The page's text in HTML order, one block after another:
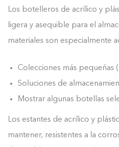
Los botelleros de acrílico y
ligera y asequible para el
materiales son especialmente
Colecciones más pequeñas
Soluciones de
Mostrar algunas botellas
Los estantes de acrílico y
mantener, resistentes a la